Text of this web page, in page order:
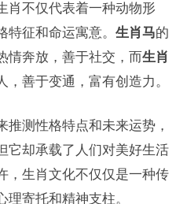
肖不仅代表着一种动物形
征和命运寓意。 生肖马的
情奔放，善于社交，而生肖
善于变通，富有创造力。
推测性格特点和未来运势，
它却承载了人们对美好生活
，生肖文化不仅仅是一种传
寄托和精神支柱。